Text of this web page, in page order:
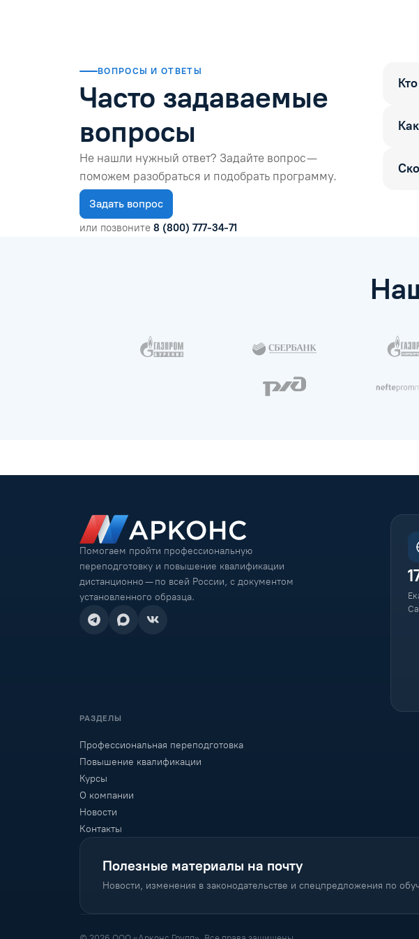
ВОПРОСЫ И ОТВЕТЫ
Часто задаваемые
вопросы
Не нашли нужный ответ? Задайте вопрос —
поможем разобраться и подобрать программу.
Задать вопрос
или позвоните 8 (800) 777-34-71
Помогаем пройти профессиональную
переподготовку и повышение квалификации
дистанционно — по всей России, с документом
установленного образца.
РАЗДЕЛЫ
Профессиональная переподготовка
Повышение квалификации
Курсы
О компании
Новости
Контакты
Полезные материалы на почту
Новости, изменения в законодательстве и спецпредложения по